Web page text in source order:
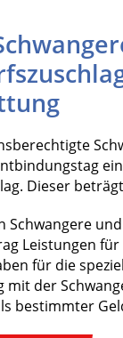
Dieser
Schwangere
Leistungen
für die
mit der
bestimmter